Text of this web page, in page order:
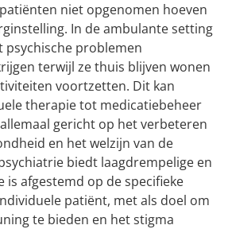
niet opgenomen hoeven
In de ambulante setting
psychische problemen
terwijl ze thuis blijven wonen
voortzetten. Dit kan
therapie tot medicatiebeheer
gericht op het verbeteren
en het welzijn van de
biedt laagdrempelige en
is afgestemd op de specifieke
patiënt, met als doel om
te bieden en het stigma